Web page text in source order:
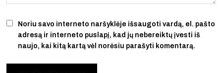
Noriu savo interneto naršyklėje išsaugoti vardą, el. pašto
adresą ir interneto puslapį, kad jų nebereiktų įvesti iš
naujo, kai kitą kartą vėl norėsiu parašyti komentarą.